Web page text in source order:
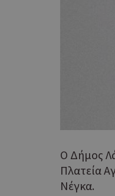
Ο Δήμος
Πλατεία
Νέγκα.